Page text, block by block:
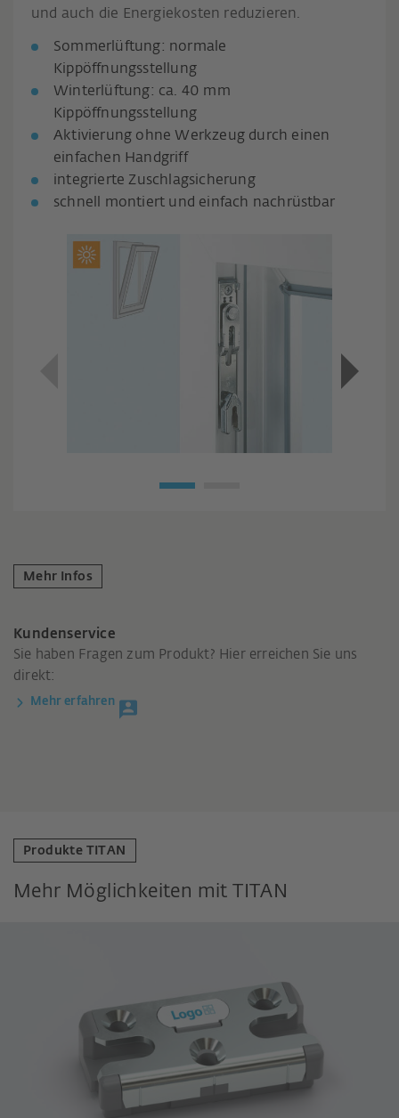
und auch die Energiekosten reduzieren.
Sommerlüftung: normale
Kippöffnungsstellung
Winterlüftung: ca. 40 mm
Kippöffnungsstellung
Aktivierung ohne Werkzeug durch einen
einfachen Handgriff
integrierte Zuschlagsicherung
schnell montiert und einfach nachrüstbar
Mehr Infos
Kundenservice
Sie haben Fragen zum Produkt? Hier erreichen Sie uns
direkt:
Mehr erfahren
Produkte TITAN
Mehr Möglichkeiten mit TITAN